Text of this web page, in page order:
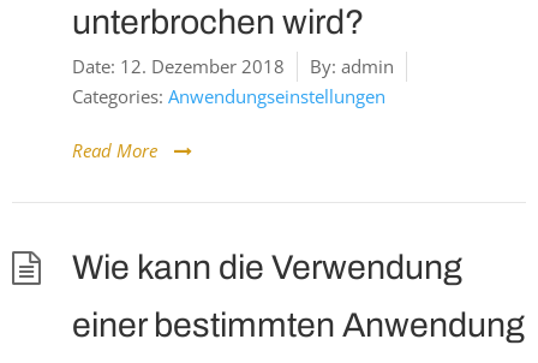
unterbrochen wird?
Date: 12. Dezember 2018 By: admin
Categories: Anwendungseinstellungen
Read More
Wie kann die Verwendung
einer bestimmten Anwendung